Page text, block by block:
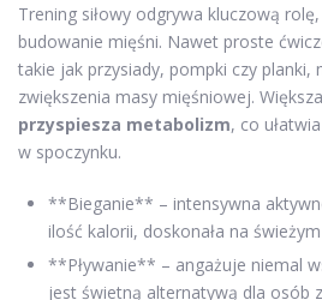
Trening siłowy odgrywa kluczową
budowanie mięśni. Nawet proste
takie jak przysiady, pompki czy planki,
zwiększenia masy mięśniowej.
przyspiesza metabolizm, co
w spoczynku.
**Bieganie** – intensywna
ilość kalorii, doskonała na
**Pływanie** – angażuje niemal
jest świetną alternatywą dla osób